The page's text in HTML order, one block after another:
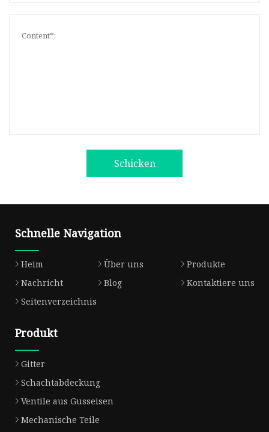
Schicken
Schnelle Navigation
Heim Über uns
Produkte
Nachricht
Blog
Kontaktiere uns
Seitenverzeichnis
Produkt
Gitter
Schachtabdeckung
Ventile aus Gusseisen
Mechanische Teile